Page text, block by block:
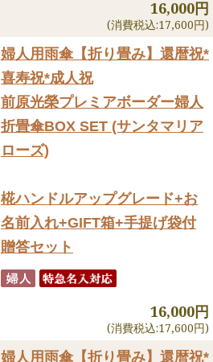
16,000円
(消費税込:17,600円)
婦人用雨傘【折り畳み】 還暦祝*
喜寿祝*成人祝
前原光榮プレミアボーダー婦人
折畳傘BOX SET (サンタマリア
ローズ)
椛ハンドルアップグレード+お
名前入れ+GIFT箱+手提げ袋付
贈答セット
16,000円
(消費税込:17,600円)
婦人用雨傘【折り畳み】 還暦祝*